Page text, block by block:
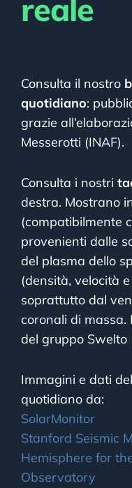
reale
Consulta il nostro
quotidiano:
grazie
Messerotti (INAF).
Consulta i nostri
destra. Mostrano
(compatibilmente
provenienti dalle
del plasma dello
(densità, velocità
soprattutto dal
coronali di massa.
del gruppo Swelto
Immagini e dati
quotidiano da:
SolarMonitor
Stanford Seismic
Hemisphere for
Observatory